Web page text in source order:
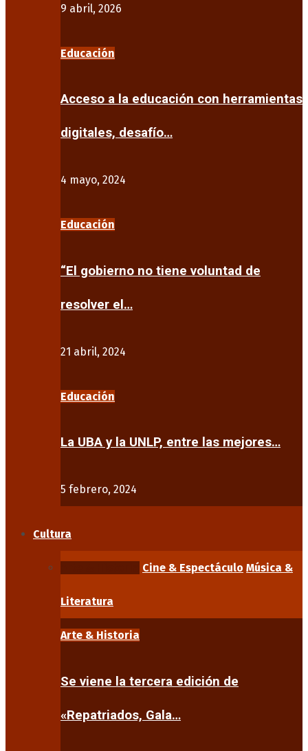
9 abril, 2026
Educación
Acceso a la educación con herramientas
digitales, desafío…
4 mayo, 2024
Educación
“El gobierno no tiene voluntad de
resolver el…
21 abril, 2024
Educación
La UBA y la UNLP, entre las mejores…
5 febrero, 2024
Cultura
Cine & Espectáculo Música &
Literatura
Arte & Historia
Se viene la tercera edición de
«Repatriados, Gala…